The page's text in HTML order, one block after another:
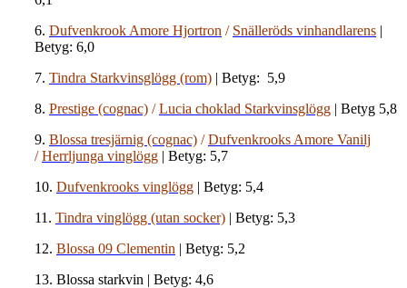
6. Dufvenkrook Amore Hjortron / Snälleröds vinhandlarens |
Betyg: 6,0
7. Tindra Starkvinsglögg (rom) | Betyg: 5,9
8. Prestige (cognac) /Lucia choklad Starkvinsglögg | Betyg 5,8
9. Blossa tresjärnig (cognac) /Dufvenkrooks Amore Vanilj
/Herrljunga vinglögg | Betyg: 5,7
10. Dufvenkrooks vinglögg | Betyg: 5,4
11. Tindra vinglögg (utan socker) | Betyg: 5,3
12. Blossa 09 Clementin | Betyg: 5,2
13. Blossa starkvin | Betyg: 4,6